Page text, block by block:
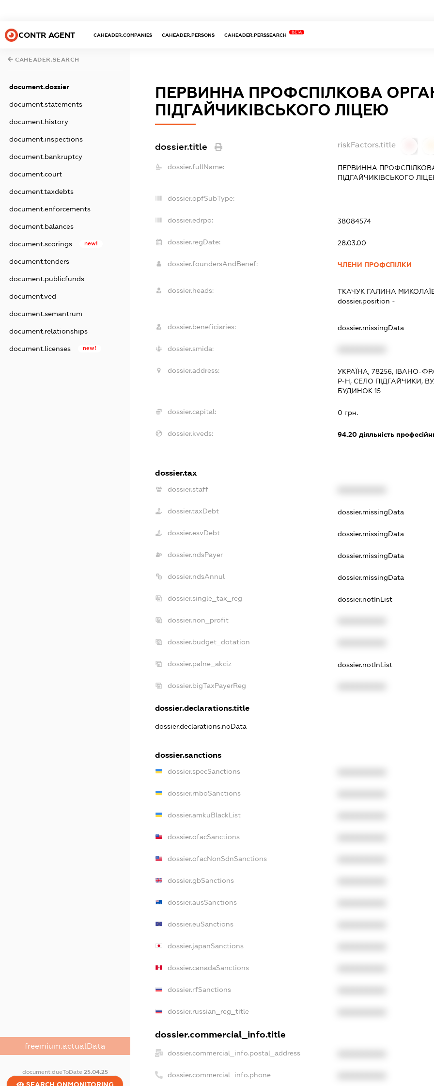
CONTR AGENT CAHEADER.COMPANIES CAHEADER.PERSONS CAHEADER.PERSSEARCH
BETA
CAHEADER.SEARCH
document.dossier
document.statements
document.history
document.inspections
document.bankruptcy
document.court
document.taxdebts
document.enforcements
document.balances
document.scorings new!
document.tenders
document.publicfunds
document.ved
document.semantrum
document.relationships
document.licenses new!
freemium.actualData
document.dueToDate 25.04.25
ПЕРВИННА ПРОФСПІЛКОВА
ПІДГАЙЧИКІВСЬКОГО ЛІЦЕЮ
dossier.title riskFactors.title
dossier.fullName:
ПЕРВИННА
ПІДГАЙЧИКІВСЬКОГО
dossier.opfSubType: -
dossier.edrpo: 38084574
dossier.regDate: 28.03.00
dossier.foundersAndBenef: ЧЛЕНИ ПРОФСПІЛКИ
dossier.heads: ТКАЧУК ГАЛИНА
dossier.position -
dossier.beneficiaries: dossier.missingData
dossier.smida:
dossier.address:
УКРАЇНА, 78256, ІВАНО-
Р-Н, СЕЛО ПІДГАЙЧИКИ,
БУДИНОК 15
dossier.capital: 0 грн.
dossier.kveds: 94.20 діяльність
dossier.tax
dossier.staff
dossier.taxDebt dossier.missingData
dossier.esvDebt dossier.missingData
dossier.ndsPayer dossier.missingData
dossier.ndsAnnul dossier.missingData
dossier.single_tax_reg dossier.notInList
dossier.non_profit
dossier.budget_dotation
dossier.palne_akciz dossier.notInList
dossier.bigTaxPayerReg
dossier.declarations.title
dossier.declarations.noData
dossier.sanctions
dossier.specSanctions
dossier.rnboSanctions
dossier.amkuBlackList
dossier.ofacSanctions
dossier.ofacNonSdnSanctions
dossier.gbSanctions
dossier.ausSanctions
dossier.euSanctions
dossier.japanSanctions
dossier.canadaSanctions
dossier.rfSanctions
dossier.russian_reg_title
dossier.commercial_info.title
dossier.commercial_info.postal_address
dossier.commercial_info.phone